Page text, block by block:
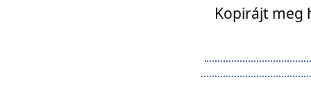
Kopirájt meg